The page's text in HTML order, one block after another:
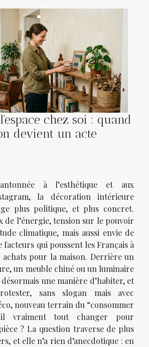
chez soi : quand
devient un acte
à l’esthétique et aux
la décoration intérieure
plus politique, et plus concret.
de l’énergie, tension sur le pouvoir
climatique, mais aussi envie de
facteurs qui poussent les Français à
pour la maison. Derrière un
un meuble chiné ou un luminaire
une manière d’habiter, et
sans slogan mais avec
nouveau terrain du “consommer
il vraiment tout changer pour
? La question traverse de plus
et elle n’a rien d’anecdotique : en